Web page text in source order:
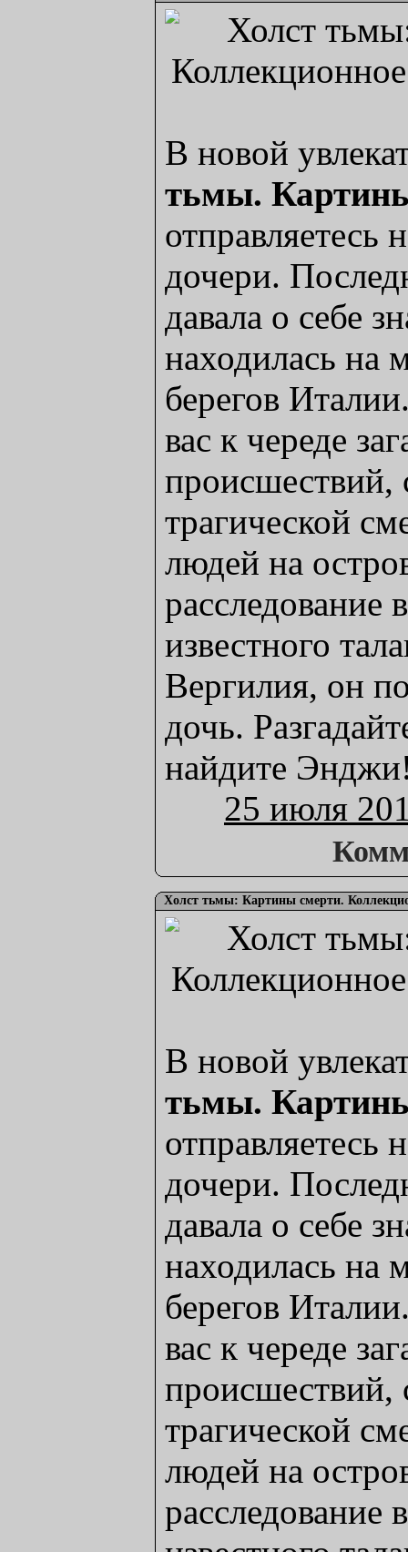
В новой
тьмы.
отправляетесь
дочери.
давала о себе
находилась на
берегов
вас к череде
происшествий,
трагической
людей на
расследование
известного
Вергилия, он
дочь.
найдите
25 июля
Холст тьмы: Картины смерти.
В новой
тьмы.
отправляетесь
дочери.
давала о себе
находилась на
берегов
вас к череде
происшествий,
трагической
людей на
расследование